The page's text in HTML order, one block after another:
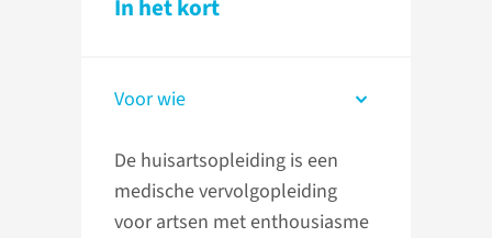
In het kort
Voor wie
De huisartsopleiding is een
medische vervolgopleiding
voor artsen met enthousiasme